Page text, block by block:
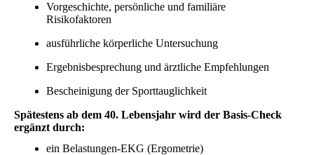
Vorgeschichte, persönliche und familiäre
Risikofaktoren
ausführliche körperliche Untersuchung
Ergebnisbesprechung und ärztliche Empfehlungen
Bescheinigung der Sporttauglichkeit
Spätestens ab dem 40. Lebensjahr wird der Basis-Check
ergänzt durch:
ein Belastungen-EKG (Ergometrie)